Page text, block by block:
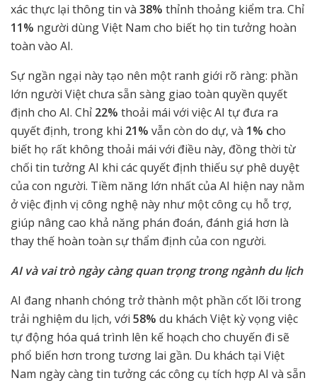
xác thực lại thông tin và 38% thỉnh thoảng kiểm tra. Chỉ
11% người dùng Việt Nam cho biết họ tin tưởng hoàn
toàn vào AI.
Sự ngần ngại này tạo nên một ranh giới rõ ràng: phần
lớn người Việt chưa sẵn sàng giao toàn quyền quyết
định cho AI. Chỉ 22% thoải mái với việc AI tự đưa ra
quyết định, trong khi 21% vẫn còn do dự, và 1% cho
biết họ rất không thoải mái với điều này, đồng thời từ
chối tin tưởng AI khi các quyết định thiếu sự phê duyệt
của con người. Tiềm năng lớn nhất của AI hiện nay nằm
ở việc định vị công nghệ này như một công cụ hỗ trợ,
giúp nâng cao khả năng phán đoán, đánh giá hơn là
thay thế hoàn toàn sự thẩm định của con người.
AI và vai trò ngày càng quan trọng trong ngành du lịch
AI đang nhanh chóng trở thành một phần cốt lõi trong
trải nghiệm du lịch, với 58% du khách Việt kỳ vọng việc
tự động hóa quá trình lên kế hoạch cho chuyến đi sẽ
phổ biến hơn trong tương lai gần. Du khách tại Việt
Nam ngày càng tin tưởng các công cụ tích hợp AI và sẵn